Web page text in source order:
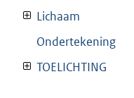
Lichaam
Ondertekening
TOELICHTING